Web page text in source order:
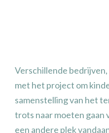
Verschillende
met het project om
samenstelling van het
trots naar moeten gaan
een andere plek